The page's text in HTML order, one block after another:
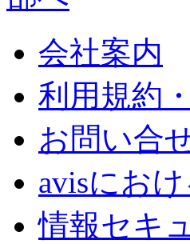
会社案内
利用規約
お問い合
avisにお
情報セキ